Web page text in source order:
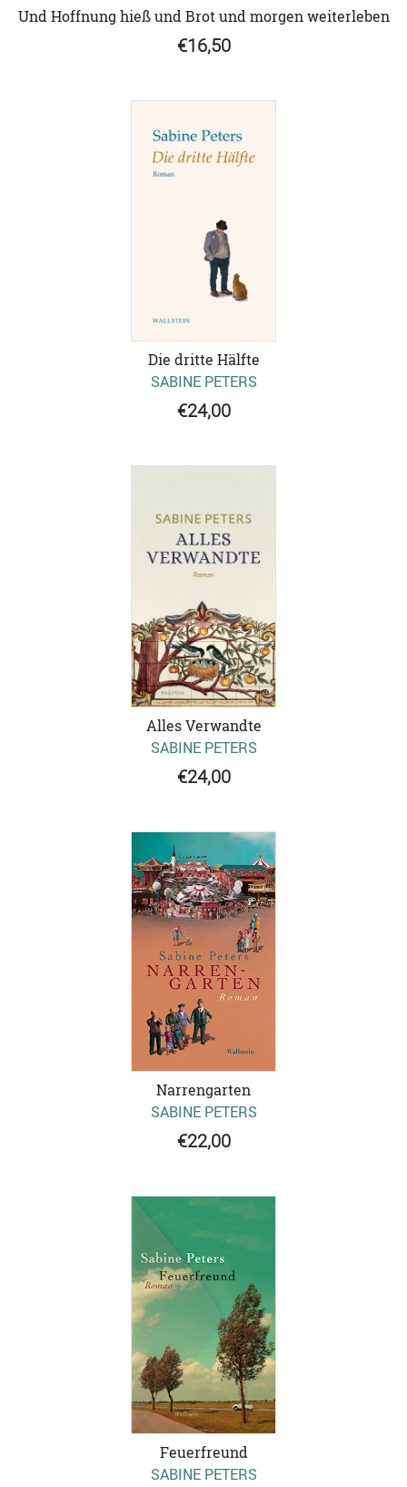
Und Hoffnung hieß und Brot und morgen weiterleben
€16,50
Die dritte Hälfte
SABINE PETERS
€24,00
Alles Verwandte
SABINE PETERS
€24,00
Narrengarten
SABINE PETERS
€22,00
Feuerfreund
SABINE PETERS